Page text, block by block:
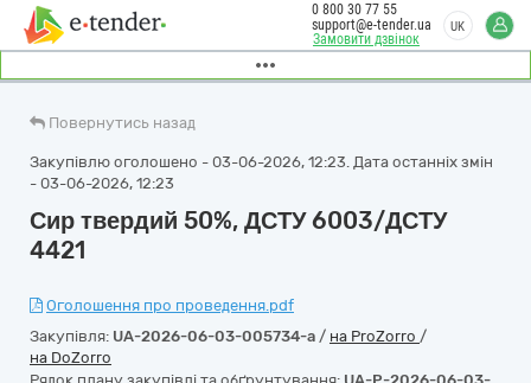
Замовити дзвінок
0 800 30 77 55
support@e-tender.ua
UK
Повернутись назад
Закупівлю оголошено - 03-06-2026, 12:23. Дата останніх змін
- 03-06-2026, 12:23
Сир твердий 50%, ДСТУ 6003/ДСТУ
4421
Оголошення про проведення.pdf
Закупівля: UA-2026-06-03-005734-a / на ProZorro /
на DoZorro